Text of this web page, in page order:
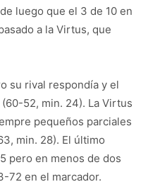
luego que el 3 de 10 en
a la Virtus, que
su rival respondía y el
52, min. 24). La Virtus
pequeños parciales
min. 28). El último
pero en menos de dos
72 en el marcador.